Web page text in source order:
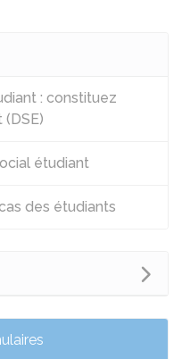
: constituez
étudiant
des étudiants